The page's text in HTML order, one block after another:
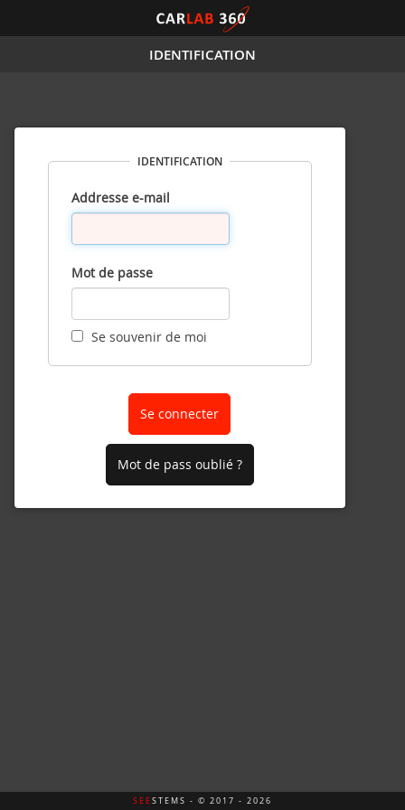
IDENTIFICATION
IDENTIFICATION
Addresse e-mail
Mot de passe
Se souvenir de moi
Se connecter
Mot de pass oublié ?
SEESTEMS - © 2017 - 2026